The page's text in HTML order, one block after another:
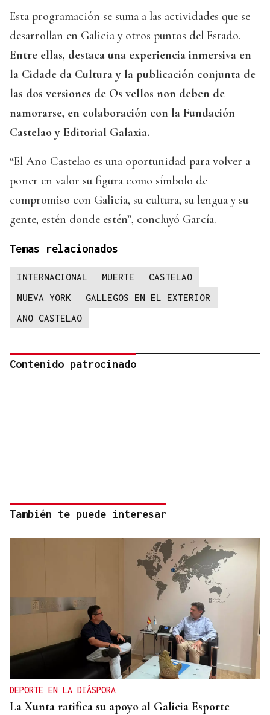
Esta programación se suma a las actividades que se
desarrollan en Galicia y otros puntos del Estado.
Entre ellas, destaca una experiencia inmersiva en
la Cidade da Cultura y la publicación conjunta de
las dos versiones de Os vellos non deben de
namorarse, en colaboración con la Fundación
Castelao y Editorial Galaxia.
“El Ano Castelao es una oportunidad para volver a
poner en valor su figura como símbolo de
compromiso con Galicia, su cultura, su lengua y su
gente, estén donde estén”, concluyó García.
Temas relacionados
INTERNACIONAL MUERTE
CASTELAO
NUEVA YORK
GALLEGOS EN EL EXTERIOR
ANO CASTELAO
Contenido patrocinado
También te puede interesar
DEPORTE EN LA DIÁSPORA
La Xunta ratifica su apoyo al Galicia Esporte